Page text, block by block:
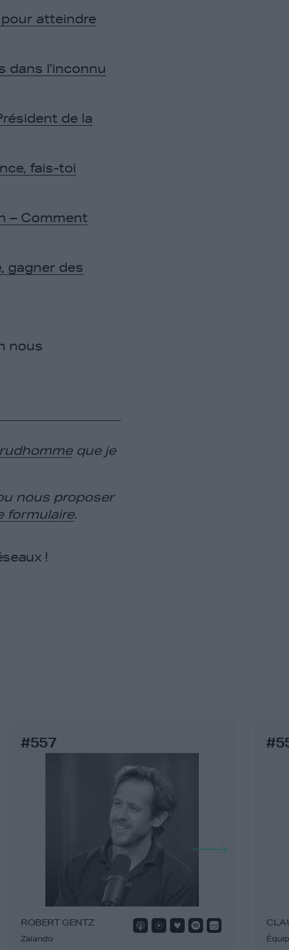
atteindre
dans l’inconnu
de la
fais-toi
– Comment
gagner des
nous
que je
nous proposer
formulaire.
!
#557
ROBERT GENTZ
Zalando